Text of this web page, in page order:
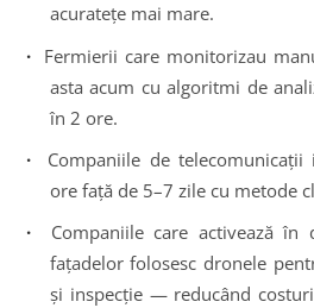
acuratețe mai mare.
· Fermierii care monitorizau
asta acum cu algoritmi de
în 2 ore.
· Companiile de telecomunicații
ore față de 5–7 zile cu metode
· Companiile care activează
fațadelor folosesc dronele
și inspecție — reducând